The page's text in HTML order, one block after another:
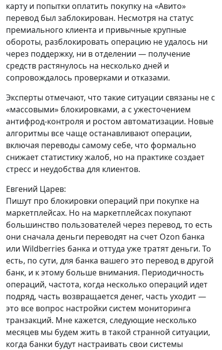
карту и попытки оплатить покупку на «Авито»
перевод был заблокирован. Несмотря на статус
премиального клиента и привычные крупные
обороты, разблокировать операцию не удалось ни
через поддержку, ни в отделении — получение
средств растянулось на несколько дней и
сопровождалось проверками и отказами.
Эксперты отмечают, что такие ситуации связаны не с
«массовыми» блокировками, а с ужесточением
антифрод-контроля и ростом автоматизации. Новые
алгоритмы все чаще останавливают операции,
включая переводы самому себе, что формально
снижает статистику жалоб, но на практике создает
стресс и неудобства для клиентов.
Евгений Царев:
Пишут про блокировки операций при покупке на
маркетплейсах. Но на маркетплейсах покупают
большинство пользователей через перевод, то есть
они сначала деньги переводят на счет Ozon банка
или Wildberries банка и оттуда уже тратят деньги. То
есть, по сути, для банка вашего это перевод в другой
банк, и к этому больше внимания. Периодичность
операций, частота, когда несколько операций идет
подряд, часть возвращается денег, часть уходит —
это все вопрос настройки систем мониторинга
транзакций. Мне кажется, следующие несколько
месяцев мы будем жить в такой странной ситуации,
когда банки будут настраивать свои системы